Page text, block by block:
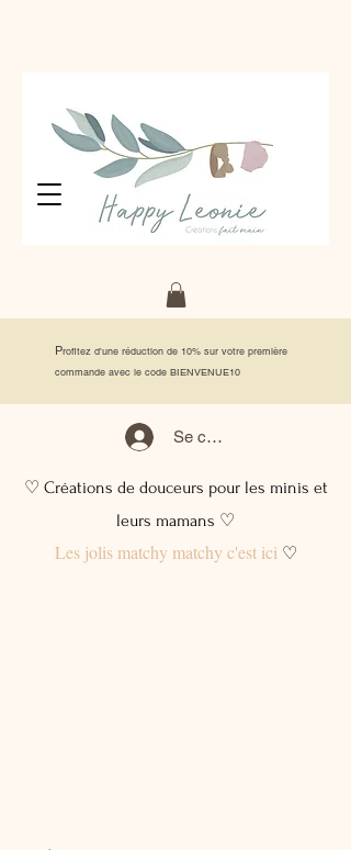
Profitez d'une réduction de 10% sur votre première
commande avec le code BIENVENUE10
Se connecter
♡ Créations de douceurs pour les minis et
leurs mamans ♡
Les jolis matchy matchy c'est ici♡